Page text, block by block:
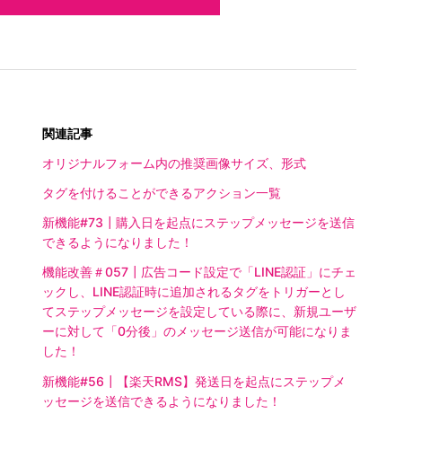
関連記事
オリジナルフォーム内の推奨画像サイズ、形式
タグを付けることができるアクション一覧
新機能#73┃購入日を起点にステップメッセージを送信
できるようになりました！
機能改善＃057┃広告コード設定で「LINE認証」にチェ
ックし、LINE認証時に追加されるタグをトリガーとし
てステップメッセージを設定している際に、新規ユーザ
ーに対して「0分後」のメッセージ送信が可能になりま
した！
新機能#56┃【楽天RMS】発送日を起点にステップメ
ッセージを送信できるようになりました！